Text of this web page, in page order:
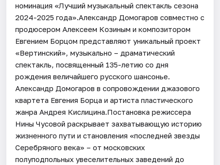
номинация «Лучший музыкальный спектакль сезона
2024-2025 года».Александр Домогаров совместно с
продюсером Алексеем Козиным и композитором
Евгением Борцом представляют уникальный проект
«Вертинский», музыкально – драматический
спектакль, посвященный 135-летию со дня
рождения величайшего русского шансонье.
Александр Домогаров в сопровождении джазового
квартета Евгения Борца и артиста пластического
жанра Андрея Кислицина.Постановка режиссера
Нины Чусовой раскрывает захватывающую историю
жизненного пути и становления «последней звезды
Серебряного века» – от московских
полуподпольных увеселительных заведений до